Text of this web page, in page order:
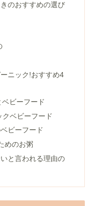
のおすすめの選び
ニック!おすすめ4
ビーフード
ベビーフード
ビーフード
めのお粥
と言われる理由の